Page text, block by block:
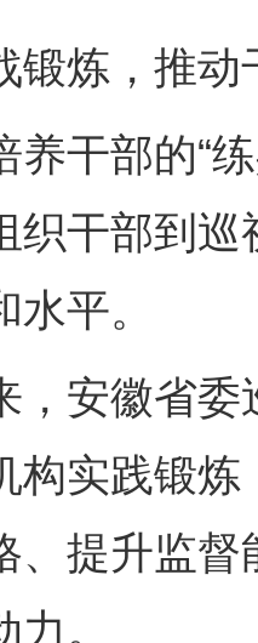
炼，推动
部的“练
织干部到
平。
安徽省委
构实践锻
、提升监
。